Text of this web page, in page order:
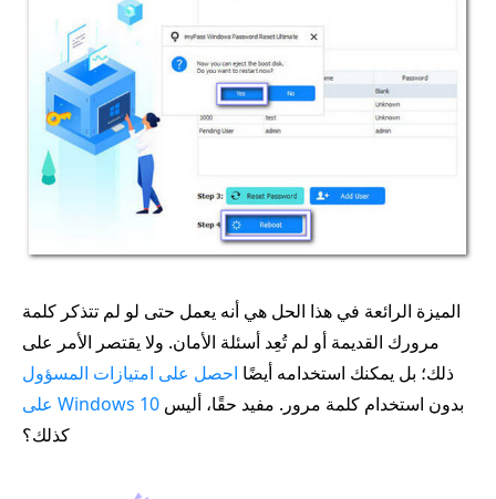
الميزة الرائعة في هذا الحل هي أنه يعمل حتى لو لم تتذكر كلمة
مرورك القديمة أو لم تُعِد أسئلة الأمان. ولا يقتصر الأمر على
ذلك؛ بل يمكنك استخدامه أيضًا احصل على امتيازات المسؤول
على Windows 10
كذلك؟